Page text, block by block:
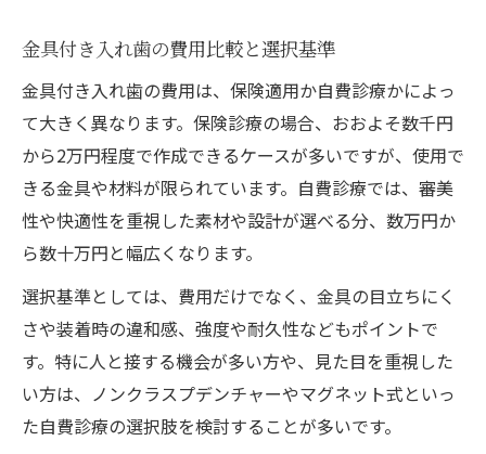
金具付き入れ歯の費用比較と選択基準
金具付き入れ歯の費用は、保険適用か自費診療かによっ
て大きく異なります。保険診療の場合、おおよそ数千円
から2万円程度で作成できるケースが多いですが、使用で
きる金具や材料が限られています。自費診療では、審美
性や快適性を重視した素材や設計が選べる分、数万円か
ら数十万円と幅広くなります。
選択基準としては、費用だけでなく、金具の目立ちにく
さや装着時の違和感、強度や耐久性などもポイントで
す。特に人と接する機会が多い方や、見た目を重視した
い方は、ノンクラスプデンチャーやマグネット式といっ
た自費診療の選択肢を検討することが多いです。